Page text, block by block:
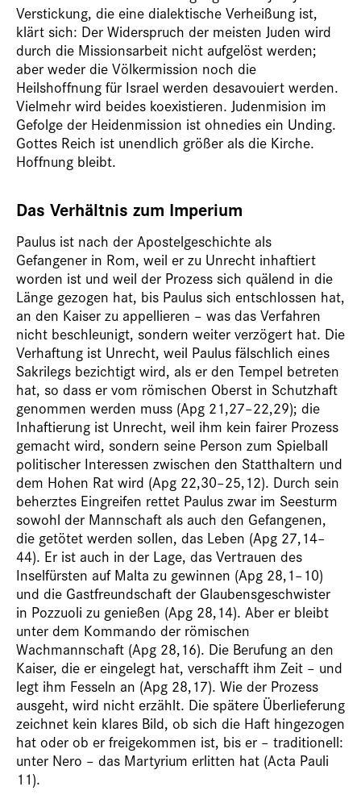
Verstickung, die eine dialektische Verheißung ist,
klärt sich: Der Widerspruch der meisten Juden wird
durch die Missionsarbeit nicht aufgelöst werden;
aber weder die Völkermission noch die
Heilshoffnung für Israel werden desavouiert werden.
Vielmehr wird beides koexistieren. Judenmision im
Gefolge der Heidenmission ist ohnedies ein Unding.
Gottes Reich ist unendlich größer als die Kirche.
Hoffnung bleibt.
Das Verhältnis zum Imperium
Paulus ist nach der Apostelgeschichte als
Gefangener in Rom, weil er zu Unrecht inhaftiert
worden ist und weil der Prozess sich quälend in die
Länge gezogen hat, bis Paulus sich entschlossen hat,
an den Kaiser zu appellieren – was das Verfahren
nicht beschleunigt, sondern weiter verzögert hat. Die
Verhaftung ist Unrecht, weil Paulus fälschlich eines
Sakrilegs bezichtigt wird, als er den Tempel betreten
hat, so dass er vom römischen Oberst in Schutzhaft
genommen werden muss (Apg 21,27–22,29); die
Inhaftierung ist Unrecht, weil ihm kein fairer Prozess
gemacht wird, sondern seine Person zum Spielball
politischer Interessen zwischen den Statthaltern und
dem Hohen Rat wird (Apg 22,30–25,12). Durch sein
beherztes Eingreifen rettet Paulus zwar im Seesturm
sowohl der Mannschaft als auch den Gefangenen,
die getötet werden sollen, das Leben (Apg 27,14–
44). Er ist auch in der Lage, das Vertrauen des
Inselfürsten auf Malta zu gewinnen (Apg 28,1–10)
und die Gastfreundschaft der Glaubensgeschwister
in Pozzuoli zu genießen (Apg 28,14). Aber er bleibt
unter dem Kommando der römischen
Wachmannschaft (Apg 28,16). Die Berufung an den
Kaiser, die er eingelegt hat, verschafft ihm Zeit – und
legt ihm Fesseln an (Apg 28,17). Wie der Prozess
ausgeht, wird nicht erzählt. Die spätere Überlieferung
zeichnet kein klares Bild, ob sich die Haft hingezogen
hat oder ob er freigekommen ist, bis er – traditionell:
unter Nero – das Martyrium erlitten hat (Acta Pauli
11).